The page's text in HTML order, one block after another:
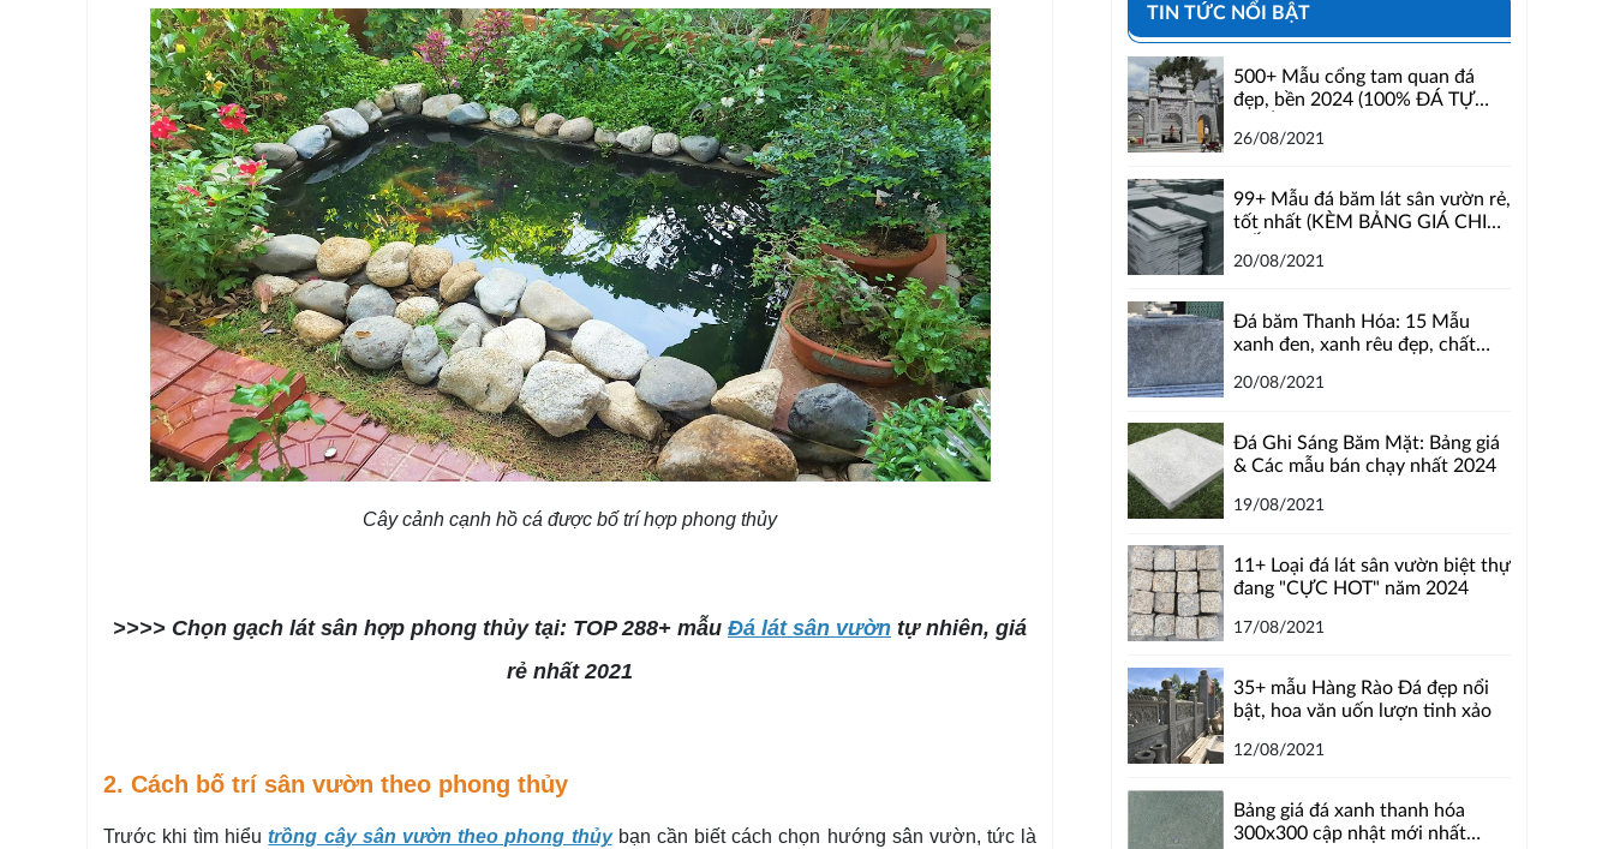
Cây cảnh cạnh hồ cá được bố trí hợp phong thủy
>>>> Chọn gạch lát sân hợp phong thủy tại: TOP 288+ mẫu Đá lát sân vườn tự nhiên, giá
rẻ nhất 2021
2. Cách bố trí sân vườn theo phong thủy
Trước khi tìm hiểutrồng cây sân vườn theo phong thủybạn cần biết cách chọn hướng sân vườn, tức là
TIN TỨC NỔI BẬT
500+ Mẫu cổng tam quan đá
đẹp, bền 2024 (100% ĐÁ TỰ
26/08/2021
99+ Mẫu đá băm lát sân vườn rẻ,
tốt nhất (KÈM BẢNG GIÁ CHI
20/08/2021
Đá băm Thanh Hóa: 15 Mẫu
xanh đen, xanh rêu đẹp, chất
20/08/2021
Đá Ghi Sáng Băm Mặt: Bảng giá
& Các mẫu bán chạy nhất 2024
19/08/2021
11+ Loại đá lát sân vườn biệt thự
đang "CỰC HOT" năm 2024
17/08/2021
35+ mẫu Hàng Rào Đá đẹp nổi
bật, hoa văn uốn lượn tinh xảo
12/08/2021
Bảng giá đá xanh thanh hóa
300x300 cập nhật mới nhất